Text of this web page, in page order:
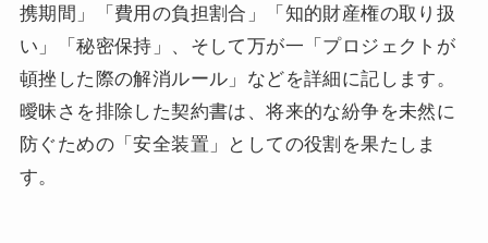
携期間」「費用の負担割合」「知的財産権の取り扱
い」「秘密保持」、そして万が一「プロジェクトが
頓挫した際の解消ルール」などを詳細に記します。
曖昧さを排除した契約書は、将来的な紛争を未然に
防ぐための「安全装置」としての役割を果たしま
す。